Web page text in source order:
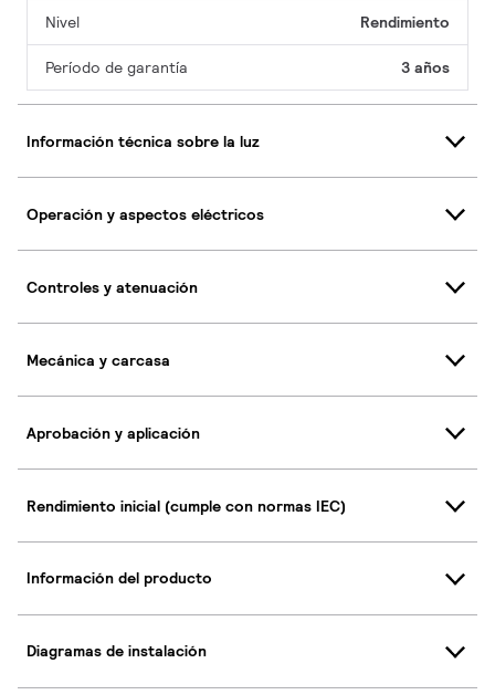
Nivel Rendimiento
Período de garantía 3 años
Información técnica sobre la luz
Operación y aspectos eléctricos
Controles y atenuación
Mecánica y carcasa
Aprobación y aplicación
Rendimiento inicial (cumple con normas IEC)
Información del producto
Diagramas de instalación